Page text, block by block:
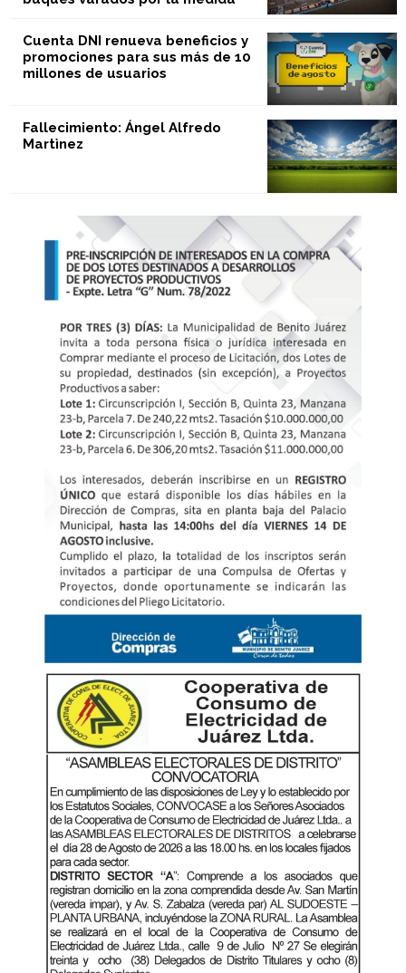
Cuenta DNI renueva beneficios y
promociones para sus más de 10
millones de usuarios
Fallecimiento: Ángel Alfredo
Martìnez